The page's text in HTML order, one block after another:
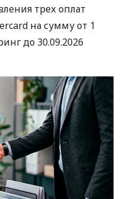
трех оплат
на сумму от 1
до 30.09.2026